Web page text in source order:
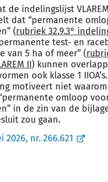
de indelingslijst
dat “permanente
(rubriek 32.9.3°
test- en
van 5 ha of meer” (
II) kunnen
ook klasse 1
motiveert niet
omloop
in de zin van de
zou gaan.
2026, nr. 266.621